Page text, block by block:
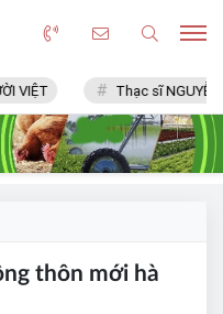
VIỆT Thạc sĩ NGUYỄN
thôn mới hà